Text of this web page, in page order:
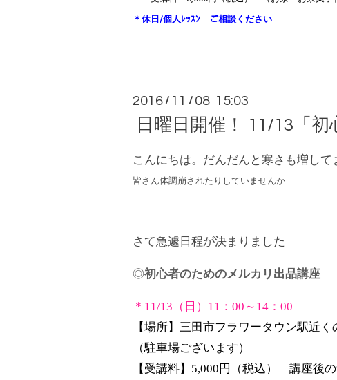
＊休日/個人ﾚｯｽﾝ ご相談ください
2016 / 11 / 08 15:03
日曜日開催！ 11/13「
こんにちは。だんだんと寒さも増して
皆さん体調崩されたりしていませんか
さて急遽日程が決まりました
◎初心者のためのメルカリ出品講座
＊11/13（日）11：00～14：00
【場所】三田市フラワータウン駅近
（駐車場ございます）
【受講料】5,000円（税込）
講座後の